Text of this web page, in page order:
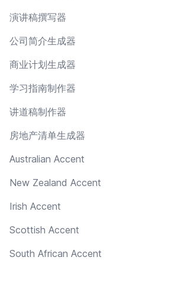
演讲稿撰写器
公司简介生成器
商业计划生成器
学习指南制作器
讲道稿制作器
房地产清单生成器
Australian Accent
New Zealand Accent
Irish Accent
Scottish Accent
South African Accent